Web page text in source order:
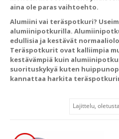
aina ole paras vaihtoehto.
Alumiini vai teräspotkuri?
alumiinipotkurilla.
edullisia ja kestävät
Teräspotkurit ovat kalliimpia
kestävämpiä kuin
suorituskykyä kuten
kannattaa harkita